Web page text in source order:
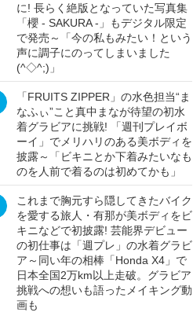
に! 長らく絶版となっていた写真集
「櫻 - SAKURA -」もデジタル限定
で発売～「今の私もみたい！という
声に調子にのってしまいました
(^◇^;)」
「FRUITS ZIPPER」の水色担当“ま
なふぃ”こと真中まなが待望の初水
着グラビアに挑戦! 「週刊プレイボ
ーイ」でメリハリのある美ボディを
披露～「ビキニとか下着みたいなも
のを人前で着るのは初めてかも」
これまで胸元すら隠してきたバイク
を愛する旅人・有那が美ボディをビ
キニなどで初披露! 芸能界デビュー
の初仕事は「週プレ」の水着グラビ
ア～同い年の相棒「Honda X4」で
日本全国2万km以上走破。グラビア
挑戦への想いも語ったメイキング動
画も